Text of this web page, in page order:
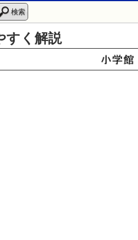
検索
すく解説